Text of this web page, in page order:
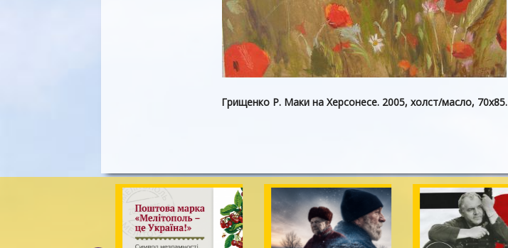
Грищенко Р. Маки на Херсонесе. 2005, холст/масло, 70х85.